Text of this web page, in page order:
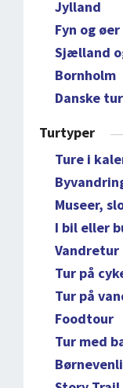
Jylland
Fyn og øer
Sjælland
Bornholm
Danske
Turtyper
Ture i
Museer,
I bil eller
Vandretur
Tur på
Tur på
Foodtour
Tur med